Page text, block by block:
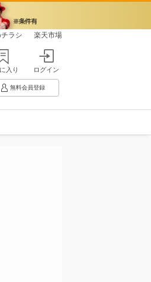
ラシ 楽天市場
入り ログイン
無料会員登録